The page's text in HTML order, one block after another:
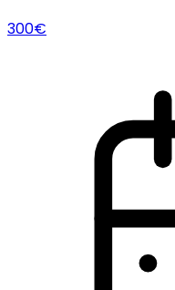
300€